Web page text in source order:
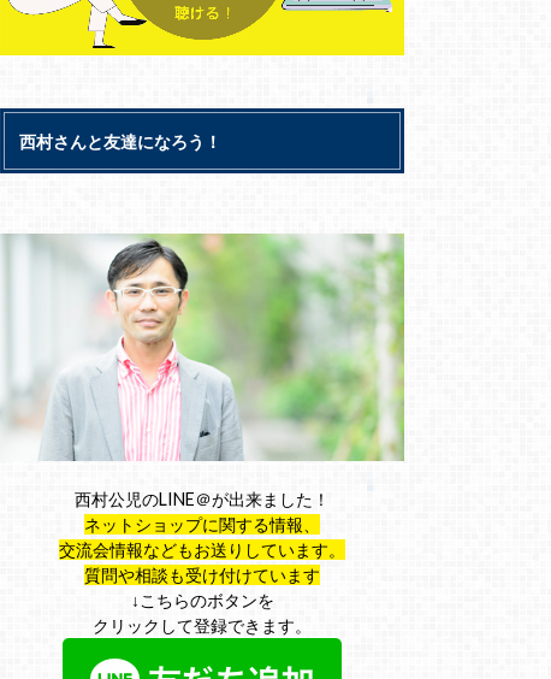
西村さんと友達になろう！
西村公児のLINE＠が出来ました！
ネットショップに関する情報、
交流会情報などもお送りしています。
質問や相談も受け付けています
↓こちらのボタンを
クリックして登録できます。